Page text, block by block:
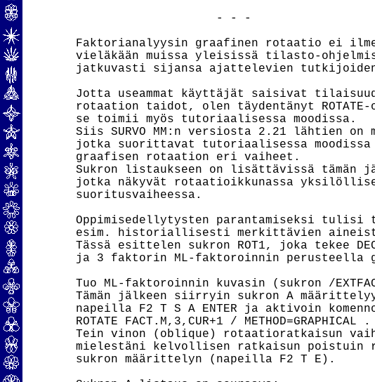
                    - - -
Faktorianalyysin graafinen rotaatio ei
vieläkään muissa yleisissä tilasto-
jatkuvasti sijansa ajattelevien
Jotta useammat käyttäjät saisivat
rotaation taidot, olen täydentänyt
se toimii myös tutoriaalisessa moodissa.
Siis SURVO MM:n versiosta 2.21 lähtien
jotka suorittavat tutoriaalisessa moodissa
graafisen rotaation eri vaiheet.
Sukron listaukseen on lisättävissä tämän
jotka näkyvät rotaatioikkunassa
suoritusvaiheessa.
Oppimisedellytysten parantamiseksi tulisi
esim. historiallisesti merkittävien
Tässä esittelen sukron ROT1, joka tekee
ja 3 faktorin ML-faktoroinnin perusteella
Tuo ML-faktoroinnin kuvasin (sukron /
Tämän jälkeen siirryin sukron A
napeilla F2 T S A ENTER ja aktivoin
ROTATE FACT.M,3,CUR+1 / METHOD=GRAPHICAL .
Tein vinon (oblique) rotaatioratkaisun
mielestäni kelvollisen ratkaisun
sukron määrittelyn (napeilla F2 T E).